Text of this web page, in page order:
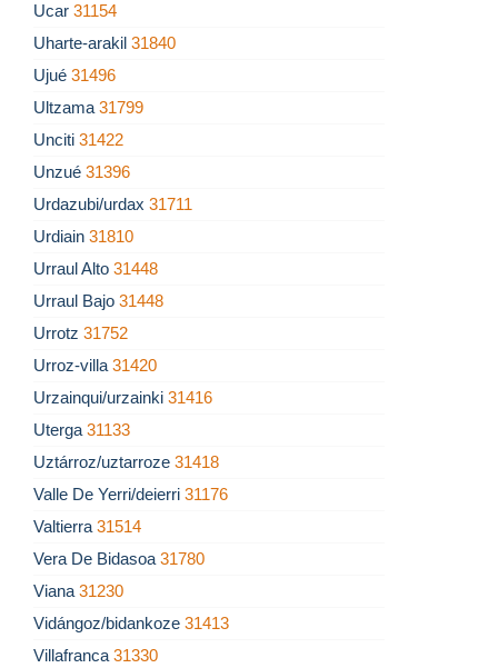
Ucar 31154
Uharte-arakil 31840
Ujué 31496
Ultzama 31799
Unciti 31422
Unzué 31396
Urdazubi/urdax 31711
Urdiain 31810
Urraul Alto 31448
Urraul Bajo 31448
Urrotz 31752
Urroz-villa 31420
Urzainqui/urzainki 31416
Uterga 31133
Uztárroz/uztarroze 31418
Valle De Yerri/deierri 31176
Valtierra 31514
Vera De Bidasoa 31780
Viana 31230
Vidángoz/bidankoze 31413
Villafranca 31330